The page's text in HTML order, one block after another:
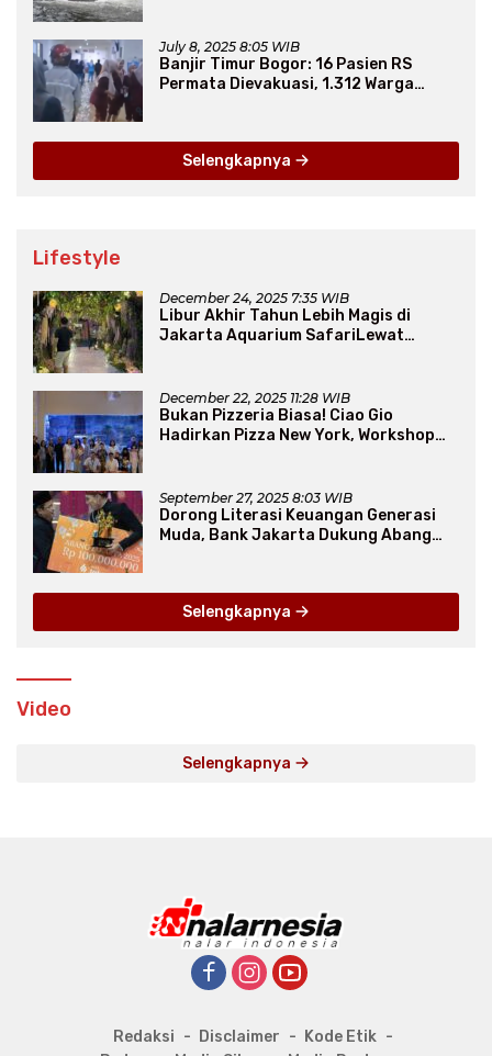
July 8, 2025 8:05 WIB
Banjir Timur Bogor: 16 Pasien RS
Permata Dievakuasi, 1.312 Warga
Selengkapnya
Lifestyle
December 24, 2025 7:35 WIB
Libur Akhir Tahun Lebih Magis di
Jakarta Aquarium SafariLewat
December 22, 2025 11:28 WIB
Bukan Pizzeria Biasa! Ciao Gio
Hadirkan Pizza New York, Workshop
September 27, 2025 8:03 WIB
Dorong Literasi Keuangan Generasi
Muda, Bank Jakarta Dukung Abang
Selengkapnya
Video
Selengkapnya
Redaksi Disclaimer
Kode Etik